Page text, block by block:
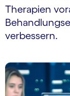
Therapien
verbessern.